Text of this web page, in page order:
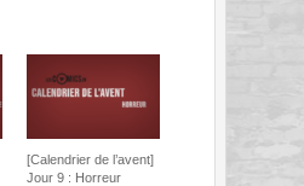
[Calendrier de l’avent]
Jour 9 : Horreur